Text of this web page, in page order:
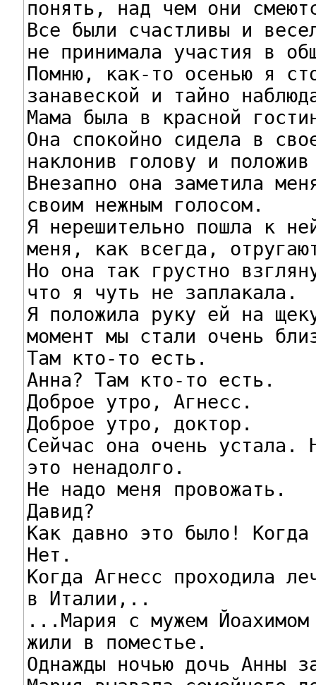
понять, над чем они
Все были счастливы и
не принимала участия в
Помню, как-то осенью я
занавеской и тайно
Мама была в красной
Она спокойно сидела в
наклонив голову и
Внезапно она заметила
своим нежным голосом.
Я нерешительно пошла к
меня, как всегда,
Но она так грустно
что я чуть не заплакала.
Я положила руку ей на
момент мы стали очень
Там кто-то есть.
Анна? Там кто-то есть.
Доброе утро, Агнесс.
Доброе утро, доктор.
Сейчас она очень устала.
это ненадолго.
Не надо меня провожать.
Давид?
Как давно это было! Когда
Нет.
Когда Агнесс проходила
в Италии,..
...Мария с мужем Йоахимом
жили в поместье.
Однажды ночью дочь Анны